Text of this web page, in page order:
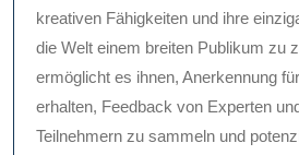
kreativen Fähigkeiten und ihre
die Welt einem breiten Publikum zu
ermöglicht es ihnen, Anerkennung
erhalten, Feedback von Experten
Teilnehmern zu sammeln und